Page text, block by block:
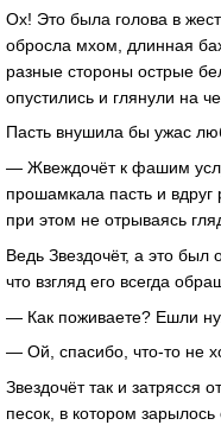
Ох! Это была голова в
обросла мхом, длинная
разные стороны острые
опустились и глянули на
Пасть внушила бы ужас
— Жвеждочёт к фашим
прошамкала пасть и
при этом не отрываясь
Ведь Звездочёт, а это был
что взгляд его всегда
— Как поживаете? Ешли
— Ой, спасибо, что-то не
Звездочёт так и затрясся
песок, в котором зарылось